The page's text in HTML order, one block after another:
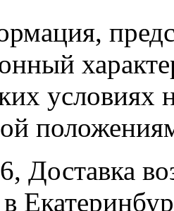
условиях
Доставка